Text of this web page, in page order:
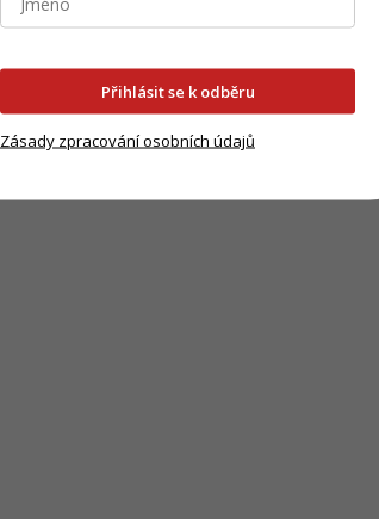
Přihlásit se k odběru
Zásady zpracování osobních údajů